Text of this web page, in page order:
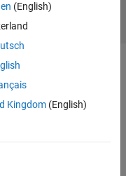
(English)
Kingdom(English)